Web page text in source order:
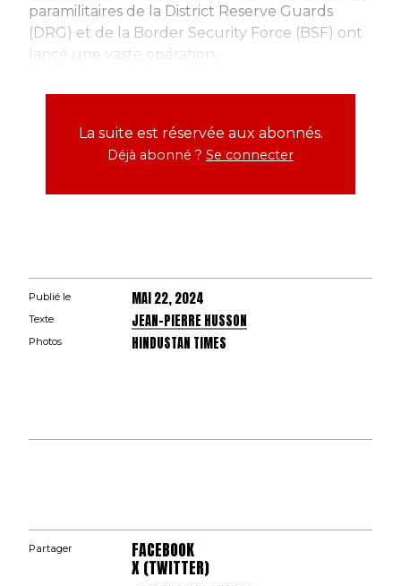
paramilitaires de la District Reserve Guards
(DRG) et de la Border Security Force (BSF) ont
lancé une vaste opération...
La suite est réservée aux abonnés.
Déjà abonné ? Se connecter
Publié le MAI 22, 2024
Texte JEAN-PIERRE HUSSON
Photos HINDUSTAN TIMES
Partager FACEBOOK
X (TWITTER)